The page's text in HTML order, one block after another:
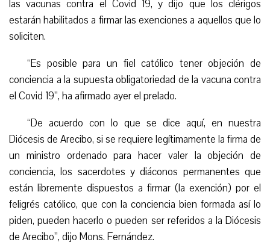
las vacunas contra el Covid 19, y dijo que los clérigos
estarán habilitados a firmar las exenciones a aquellos que lo
soliciten.
“Es posible para un fiel católico tener objeción de
conciencia a la supuesta obligatoriedad de la vacuna contra
el Covid 19”, ha afirmado ayer el prelado.
“De acuerdo con lo que se dice aquí, en nuestra
Diócesis de Arecibo, si se requiere legítimamente la firma de
un ministro ordenado para hacer valer la objeción de
conciencia, los sacerdotes y diáconos permanentes que
están libremente dispuestos a firmar (la exención) por el
feligrés católico, que con la conciencia bien formada así lo
piden, pueden hacerlo o pueden ser referidos a la Diócesis
de Arecibo”, dijo Mons. Fernández.